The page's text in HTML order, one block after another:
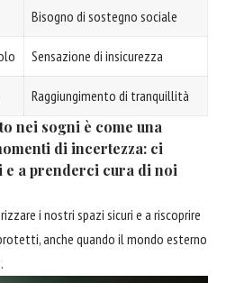
Bisogno di sostegno sociale
Sensazione di insicurezza
Raggiungimento di tranquillità
nei sogni è come una
di incertezza: ci
a prenderci cura di noi
i nostri spazi sicuri e a riscoprire
anche quando il mondo esterno